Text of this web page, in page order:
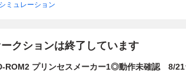
シミュレーション
クションは終了しています
プリンセスメーカー1◎動作未確認 8/